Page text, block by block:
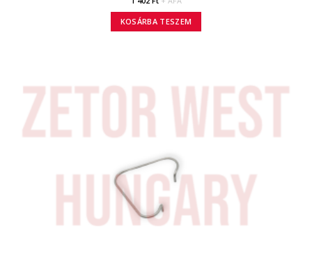
KOSÁRBA TESZEM